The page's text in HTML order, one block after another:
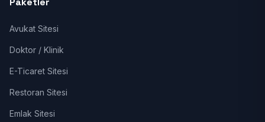
Avukat Sitesi
Doktor / Klinik
E-Ticaret Sitesi
Restoran Sitesi
Emlak Sitesi